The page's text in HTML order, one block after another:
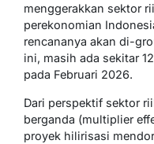
menggerakkan sektor
perekonomian
rencananya akan di-
ini, masih ada sekitar
pada Februari 2026.
Dari perspektif sektor
berganda (multiplier
proyek hilirisasi